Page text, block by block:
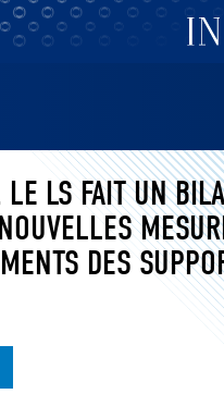
LS FAIT UN
DES